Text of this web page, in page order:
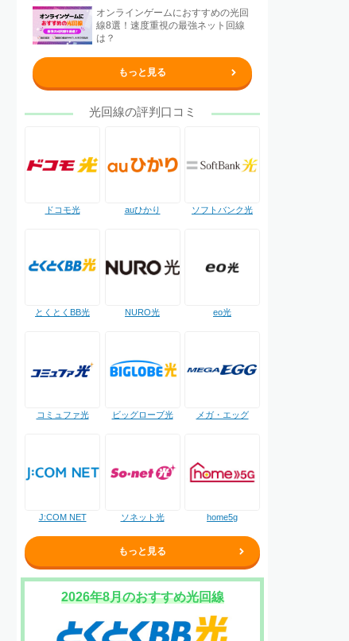
法も解説
オンラインゲームにおすすめの光回
線8選！速度重視の最強ネット回線
は？
もっと見る
光回線の評判口コミ
ドコモ光 auひかり ソフトバンク光
とくとくBB光 NURO光 eo光
コミュファ光 ビッグローブ光 メガ・エッグ
J:COM NET ソネット光 home5g
もっと見る
2026年8月のおすすめ光回線